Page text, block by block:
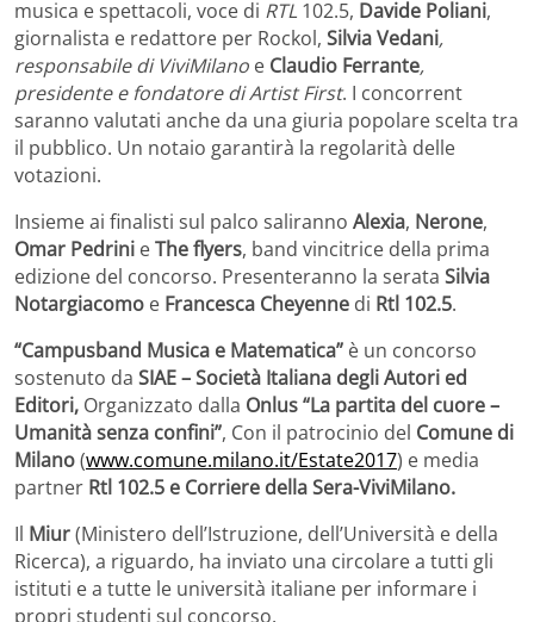
musica e spettacoli, voce di RTL 102.5, Davide Poliani,
giornalista e redattore per Rockol, Silvia Vedani,
responsabile di ViviMilano e Claudio Ferrante,
presidente e fondatore di Artist First. I concorrent
saranno valutati anche da una giuria popolare scelta tra
il pubblico. Un notaio garantirà la regolarità delle
votazioni.
Insieme ai finalisti sul palco saliranno Alexia, Nerone,
Omar Pedrini eThe flyers, band vincitrice della prima
edizione del concorso. Presenteranno la serata Silvia
Notargiacomo e Francesca Cheyenne di Rtl 102.5.
“Campusband Musica e Matematica” è un concorso
sostenuto da SIAE – Società Italiana degli Autori ed
Editori, Organizzato dalla Onlus “La partita del cuore –
Umanità senza confini”, Con il patrocinio del Comune di
Milano(www.comune.milano.it/Estate2017) e media
partner Rtl 102.5 e Corriere della Sera-ViviMilano.
Il Miur(Ministero dell’Istruzione, dell’Università e della
Ricerca), a riguardo, ha inviato una circolare a tutti gli
istituti e a tutte le università italiane per informare i
propri studenti sul concorso.